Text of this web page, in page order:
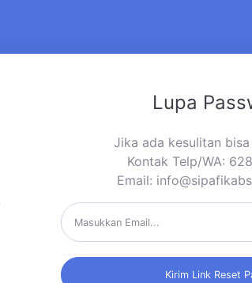
Lupa
Jika ada kesulitan
Kontak Telp/WA:
Email:
Kirim Link Reset